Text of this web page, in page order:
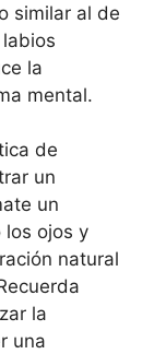
similar al de
la
mental.
de
un
un
los ojos y
natural
la
una